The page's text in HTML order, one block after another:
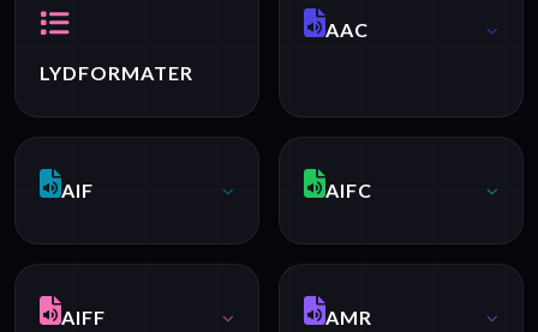
LYDFORMATER
AAC
AIF AIFC
AIFF AMR